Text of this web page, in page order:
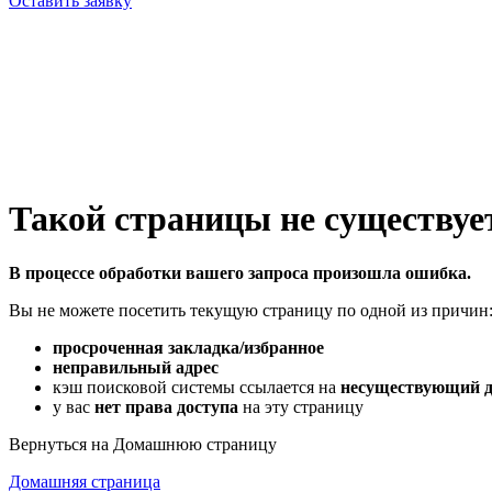
Такой страницы не
В процессе обработки вашего запроса произошла ошибка.
Вы не можете посетить текущую страницу по одной из причин:
просроченная закладка/избранное
неправильный адрес
кэш поисковой системы ссылается на несуществующий
у вас нет права доступа на эту страницу
Вернуться на Домашнюю страницу
Домашняя страница